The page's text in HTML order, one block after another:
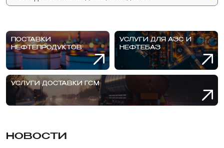
ПОСТАВКИ
НЕФТЕПРОДУКТОВ
УСЛУГИ ДЛЯ АЗС И
НЕФТЕБАЗ
УСЛУГИ ДОСТАВКИ ГСМ
НОВОСТИ